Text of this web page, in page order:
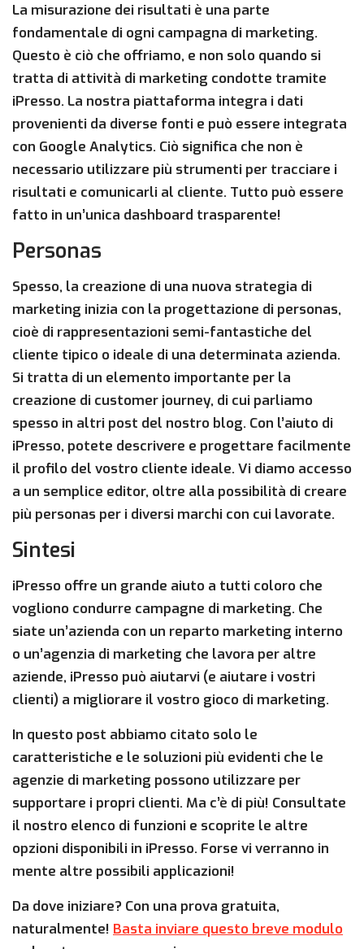
La misurazione dei risultati è una parte
fondamentale di ogni campagna di marketing.
Questo è ciò che offriamo, e non solo quando si
tratta di attività di marketing condotte tramite
iPresso. La nostra piattaforma integra i dati
provenienti da diverse fonti e può essere integrata
con Google Analytics. Ciò significa che non è
necessario utilizzare più strumenti per tracciare i
risultati e comunicarli al cliente. Tutto può essere
fatto in un’unica dashboard trasparente!
Personas
Spesso, la creazione di una nuova strategia di
marketing inizia con la progettazione di personas,
cioè di rappresentazioni semi-fantastiche del
cliente tipico o ideale di una determinata azienda.
Si tratta di un elemento importante per la
creazione di customer journey, di cui parliamo
spesso in altri post del nostro blog. Con l’aiuto di
iPresso, potete descrivere e progettare facilmente
il profilo del vostro cliente ideale. Vi diamo accesso
a un semplice editor, oltre alla possibilità di creare
più personas per i diversi marchi con cui lavorate.
Sintesi
iPresso offre un grande aiuto a tutti coloro che
vogliono condurre campagne di marketing. Che
siate un’azienda con un reparto marketing interno
o un’agenzia di marketing che lavora per altre
aziende, iPresso può aiutarvi (e aiutare i vostri
clienti) a migliorare il vostro gioco di marketing.
In questo post abbiamo citato solo le
caratteristiche e le soluzioni più evidenti che le
agenzie di marketing possono utilizzare per
supportare i propri clienti. Ma c’è di più! Consultate
il nostro elenco di funzioni e scoprite le altre
opzioni disponibili in iPresso. Forse vi verranno in
mente altre possibili applicazioni!
Da dove iniziare? Con una prova gratuita,
naturalmente! Basta inviare questo breve modulo